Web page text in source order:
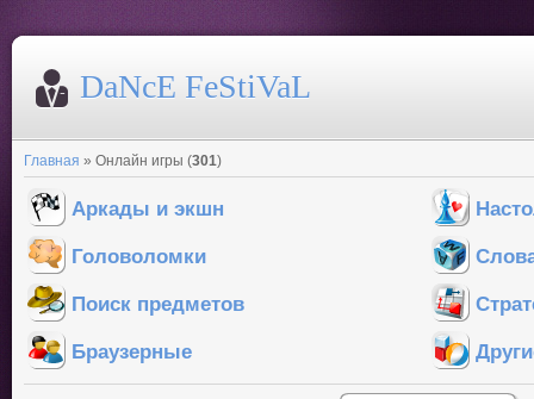
DaNcE FeStiVaL
Главная » Онлайн игры (301)
Аркады и экшн
Головоломки
Поиск предметов
Браузерные